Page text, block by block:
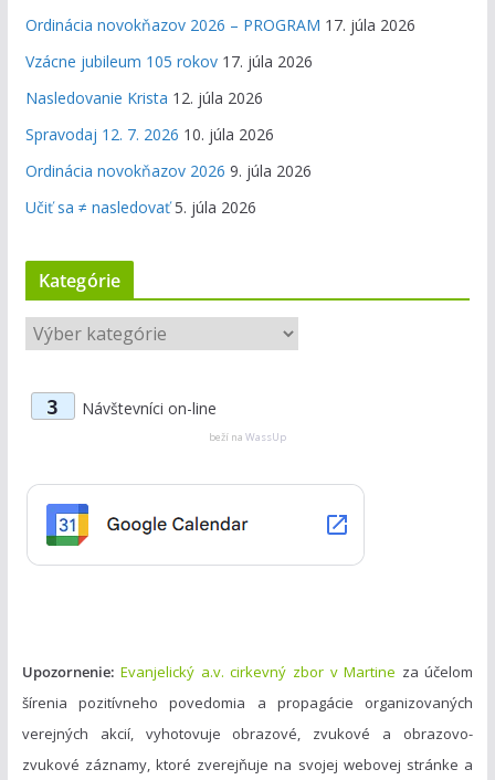
Ordinácia novokňazov 2026 – PROGRAM 17. júla 2026
Vzácne jubileum 105 rokov 17. júla 2026
Nasledovanie Krista 12. júla 2026
Spravodaj 12. 7. 2026 10. júla 2026
Ordinácia novokňazov 2026 9. júla 2026
Učiť sa ≠ nasledovať 5. júla 2026
Kategórie
K
a
r
3 Návštevníci on-line
beží na WassUp
Upozornenie: Evanjelický a.v. cirkevný zbor v Martine za účelom
šírenia pozitívneho povedomia a propagácie organizovaných
verejných akcií, vyhotovuje obrazové, zvukové a obrazovo-
zvukové záznamy, ktoré zverejňuje na svojej webovej stránke a